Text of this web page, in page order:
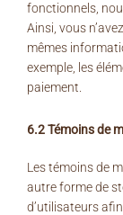
fonctionnels,
Ainsi, vous
mêmes
exemple, les
paiement.
6.2 Témoins de
Les témoins de
autre forme de
d’utilisateurs